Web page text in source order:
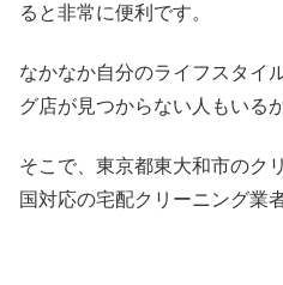
ると非常に便利です。
なかなか自分のライフスタイ
グ店が見つからない人もいる
そこで、東京都東大和市のク
国対応の宅配クリーニング業